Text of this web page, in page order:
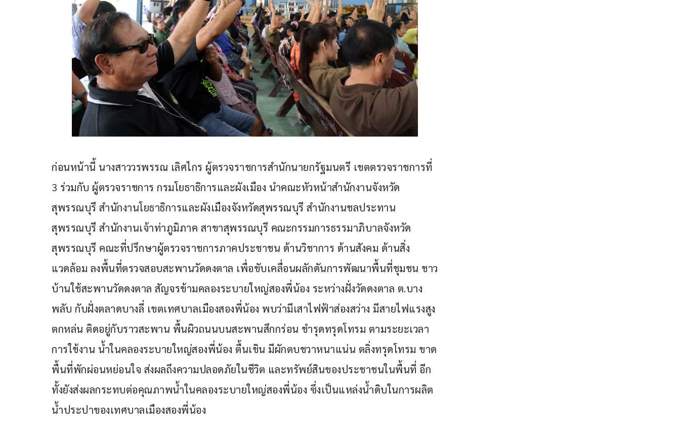
ก่อนหน้านี้ นางสาววรพรรณ เลิศไกร ผู้ตรวจราชการสำนักนายกรัฐมนตรี เขตตรวจราชการที่
3 ร่วมกับ ผู้ตรวจราชการ กรมโยธาธิการและผังเมือง นำคณะหัวหน้าสำนักงานจังหวัด
สุพรรณบุรี สำนักงานโยธาธิการและผังเมืองจังหวัดสุพรรณบุรี สำนักงานชลประทาน
สุพรรณบุรี สำนักงานเจ้าท่าภูมิภาค สาขาสุพรรณบุรี คณะกรรมการธรรมาภิบาลจังหวัด
สุพรรณบุรี คณะที่ปรึกษาผู้ตรวจราชการภาคประชาชน ด้านวิชาการ ด้านสังคม ด้านสิ่ง
แวดล้อม ลงพื้นที่ตรวจสอบสะพานวัดดงตาล เพื่อขับเคลื่อนผลักดันการพัฒนาพื้นที่ชุมชน ชาว
บ้านใช้สะพานวัดดงตาล สัญจรข้ามคลองระบายใหญ่สองพี่น้อง ระหว่างฝั่งวัดดงตาล ต.บาง
พลับ กับฝั่งตลาดบางลี่ เขตเทศบาลเมืองสองพี่น้อง พบว่ามีเสาไฟฟ้าส่องสว่าง มีสายไฟแรงสูง
ตกหล่น ติดอยู่กับราวสะพาน พื้นผิวถนนบนสะพานสึกกร่อน ชำรุดทรุดโทรม ตามระยะเวลา
การใช้งาน น้ำในคลองระบายใหญ่สองพี่น้อง ตื้นเขิน มีผักตบชวาหนาแน่น ตลิ่งทรุดโทรม ขาด
พื้นที่พักผ่อนหย่อนใจ ส่งผลถึงความปลอดภัยในชีวิต และทรัพย์สินของประชาชนในพื้นที่ อีก
ทั้งยังส่งผลกระทบต่อคุณภาพน้ำในคลองระบายใหญ่สองพี่น้อง ซึ่งเป็นแหล่งน้ำดิบในการผลิต
น้ำประปาของเทศบาลเมืองสองพี่น้อง